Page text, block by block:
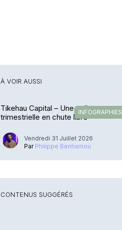
À VOIR AUSSI
INFOGRAPHIES
Tikehau Capital – Une collecte
trimestrielle en chute libre
Vendredi 31 Juillet 2026
Par Philippe Benhamou
CONTENUS SUGGÉRÉS